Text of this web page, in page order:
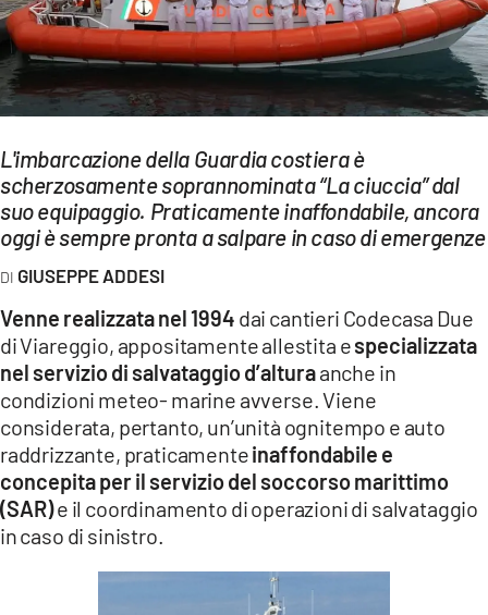
SPORT
LAC TV
LAC NETWORK
LAC ONAIR
LaC
Network
LACPLAY.IT
LACTV.IT
LACONAIR.IT
LACITYMAG.IT
ILREGGINO.IT
L'imbarcazione della Guardia costiera è
scherzosamente soprannominata “La ciuccia” dal
suo equipaggio. Praticamente inaffondabile, ancora
oggi è sempre pronta a salpare in caso di emergenze
GIUSEPPE ADDESI
Venne realizzata nel 1994 dai cantieri Codecasa Due
di Viareggio, appositamente allestita especializzata
nel servizio di salvataggio d’alturaanche in
condizioni meteo- marine avverse. Viene
considerata, pertanto, un’unità ognitempo e auto
raddrizzante, praticamenteinaffondabile e
concepita per il servizio del soccorso marittimo
(SAR)e il coordinamento di operazioni di salvataggio
in caso di sinistro.